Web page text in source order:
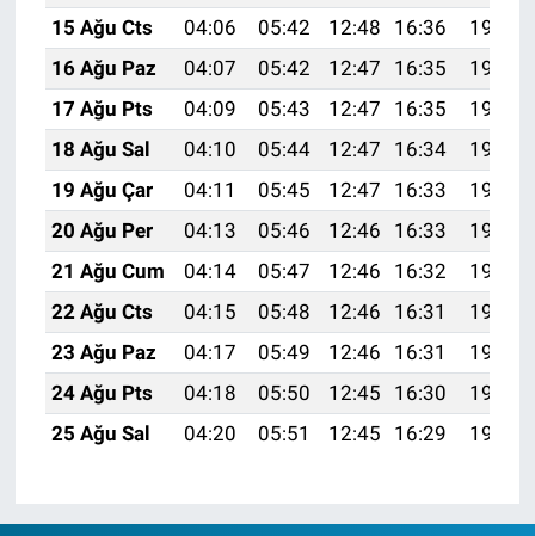
15 Ağu Cts
04:06 05:42 12:48 16:36
19:44
16 Ağu Paz
04:07 05:42 12:47 16:35
19:42
17 Ağu Pts
04:09 05:43 12:47 16:35
19:41
18 Ağu Sal
04:10 05:44 12:47 16:34
19:39
19 Ağu Çar
04:11 05:45 12:47 16:33
19:38
20 Ağu Per
04:13 05:46 12:46 16:33
19:37
21 Ağu Cum
04:14 05:47 12:46 16:32
19:35
22 Ağu Cts
04:15 05:48 12:46 16:31
19:34
23 Ağu Paz
04:17 05:49 12:46 16:31
19:32
24 Ağu Pts
04:18 05:50 12:45 16:30
19:31
25 Ağu Sal
04:20 05:51 12:45 16:29 19:29